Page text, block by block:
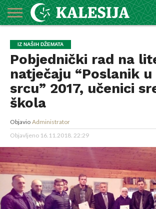
O
MEDŽLISU
DŽEMATI
IMAMI
MEKTEBSKI
CENTAR
VIJESTI
HUTBE
NAJAVE
KALENDAR
KONTAKT
IZ NAŠIH DŽEMATA
Pobjednički rad na
natječaju “Poslanik
srcu” 2017, učenici
škola
Objavio Administrator
Objavljeno 16.11.2018. 22:29